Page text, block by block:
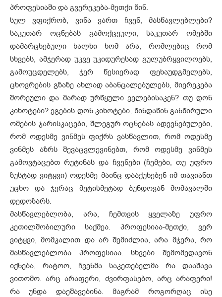
პროფესიაში და გვერეკება-მეთქი წინ.
სულ ვფიქრობ, ვინა ვართ ჩვენ, მასწავლებლები?
საკუთარ ოცნებას გამოქცეული, საკუთარ ომებში
დამარცხებული ხალხი ხომ არა, რომლებიც რომ
სხვებს, ამჯერად უკვე უკიდურესად გულუბრყვილოებს,
გამოუცდელებს, ჯერ წესიერად ფეხაუდგმელებს,
ცხოვრების გზაზე ახლად აბანცალებულებს, მიერეკება
შორეული და მარად ურწყული ველებისაკენ? თუ დონ
კიხოტები? ეგების დონ კიხოტები, წინდაწინ განწირული
ომების ჯარისკაცები, შლეგურ ოცნებას ადევნებულები,
რომ ოდესმე ვინმეს ფიქრს ვასწავლით, რომ ოდესმე
ვინმეს აზრს შევაცვლევინებთ, რომ ოდესმე ვინმეს
გამოვტაცებთ რუტინას და ჩვენები (ჩემები, თუ უფრო
ზუსტად ვიტყვი) ოდესმე მაინც დააქუხებენ იმ თავიანთ
უცხო და ჯერაც მეტისმეტად ბუნდოვან მომავალში
დედოზარს.
მასწავლებლობა, არა, ჩემთვის ყველაზე უფრო
კეთილშობილური საქმეა. პროფესიაა-მეთქი, ვერ
ვიტყვი, მომკალით და არ შემიძლია, არა მჯერა, რო
მასწავლებლობა პროფესიაა. სხვები შემომედავონ
იქნება, რატოო, ჩვენმა საკეთებელმა რა დააშავა
ვითომო. არც არაფერი, ძვირფასებო, არც არაფერი!
რა უნდა დაეშავებინა. მაგრამ როგორღაც ისე